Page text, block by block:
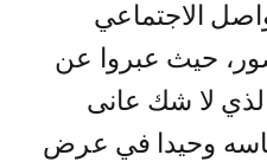
الاجتماعي
حيث عبروا عن
لا شك عانى
وحيدا في عرض